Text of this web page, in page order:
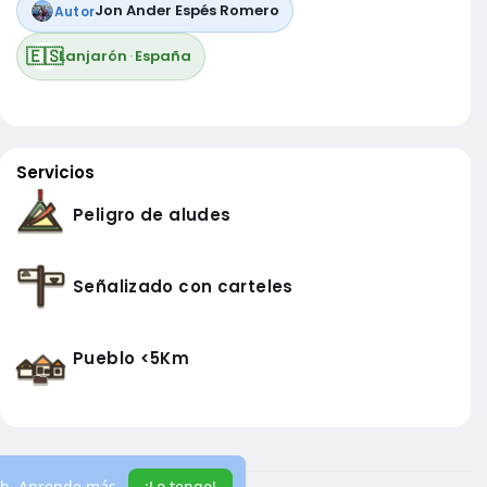
AutorJon Ander Espés Romero
🇪🇸Lanjarón ·España
Servicios
Peligro de aludes
Señalizado con carteles
Pueblo <5Km